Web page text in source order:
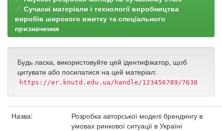
Сучасні матеріали і технології виробництва
виробів широкого вжитку та спеціального
призначення
Будь ласка, використовуйте цей ідентифікатор, щоб
цитувати або посилатися на цей матеріал:
https://er.knutd.edu.ua/handle/123456789/7638
Назва:
Розробка авторської моделі брендингу в
умовах ринкової ситуації в Україні